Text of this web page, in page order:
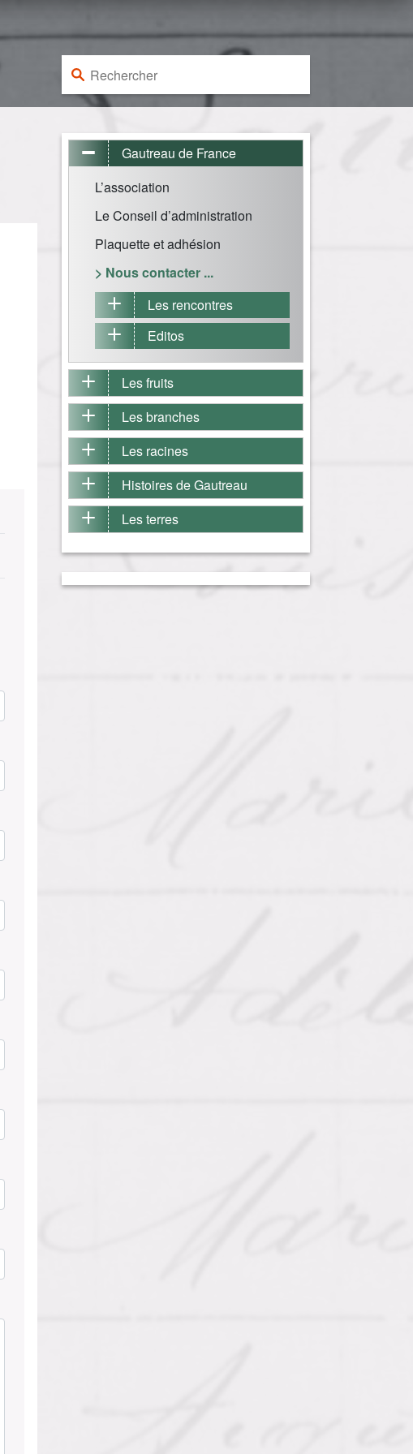
Rechercher :
Gautreau de France
L’association
Le Conseil d’administration
Plaquette et adhésion
> Nous contacter ...
Les rencontres
Editos
Les fruits
Les branches
Les racines
Histoires de Gautreau
Les terres